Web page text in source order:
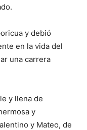
y debió
en la vida del
una carrera
y llena de
y
y Mateo, de